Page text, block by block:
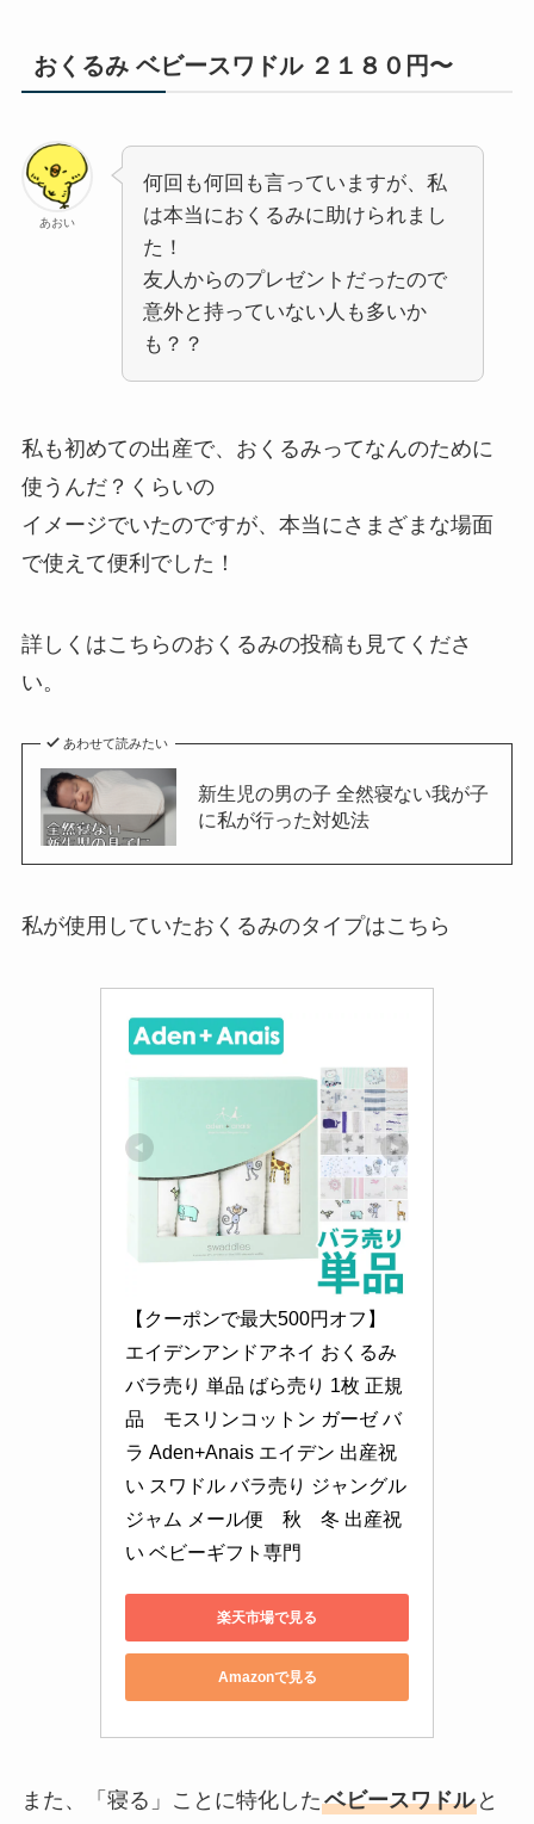
おくるみ ベビースワドル ２１８０円〜
あおい
何回も何回も言っていますが、私
は本当におくるみに助けられまし
た！
友人からのプレゼントだったので
意外と持っていない人も多いか
も？？
私も初めての出産で、おくるみってなんのために
使うんだ？くらいの
イメージでいたのですが、本当にさまざまな場面
で使えて便利でした！
詳しくはこちらのおくるみの投稿も見てくださ
い。
あわせて読みたい
新生児の男の子 全然寝ない我が子
に私が行った対処法
私が使用していたおくるみのタイプはこちら
【クーポンで最大500円オフ】
エイデンアンドアネイ おくるみ
バラ売り 単品 ばら売り 1枚 正規
品　モスリンコットン ガーゼ バ
ラ Aden+Anais エイデン 出産祝
い スワドル バラ売り ジャングル
ジャム メール便　秋　冬 出産祝
い ベビーギフト専門
楽天市場で見る
Amazonで見る
また、「寝る」ことに特化したベビースワドルと